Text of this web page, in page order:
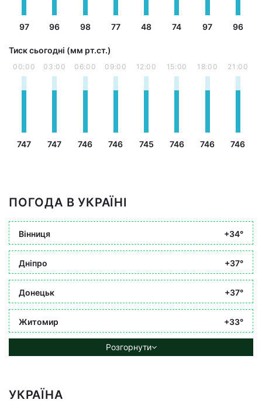
97 96 98 77 48 74 97 96
Тиск сьогодні (мм рт.ст.)
00:00
747
03:00
747
06:00
746
09:00
746
12:00
745
15:00
746
18:00
746
21:00
746
ПОГОДА В УКРАЇНІ
Вінниця +34°
Дніпро +37°
Донецьк +37°
Житомир +33°
Розгорнути
УКРАЇНА